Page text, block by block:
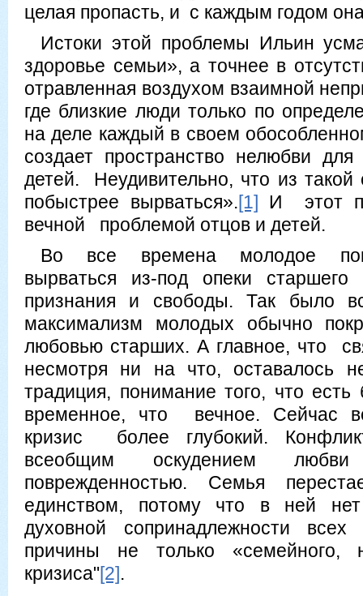
целая пропасть, и с каждым годом
Истоки этой проблемы Ильин
здоровье семьи», а точнее в
отравленная воздухом взаимной
где близкие люди только по
на деле каждый в своем
создает пространство нелюбви
детей. Неудивительно, что из такой
побыстрее вырваться».[1] И этот
вечной проблемой отцов и детей.
Во все времена молодое
вырваться из-под опеки
признания и свободы. Так было
максимализм молодых обычно
любовью старших. А главное, что
несмотря ни на что, оставалось
традиция, понимание того, что
временное, что вечное. Сейчас
кризис более глубокий.
всеобщим оскудением
поврежденностью. Семья
единством, потому что в ней нет
духовной сопринадлежности
причины не только «семейного,
кризиса"[2].